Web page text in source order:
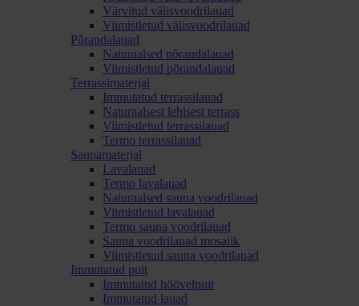
Värvitud välisvoodrilauad
Viimistletud välisvoodrilauad
Põrandalauad
Naturaalsed põrandalauad
Viimistletud põrandalauad
Terrassimaterjal
Immutatud terrassilauad
Naturaalsest lehisest terrass
Viimistletud terrassilauad
Termo terrassilauad
Saunamaterjal
Lavalauad
Termo lavalauad
Naturaalsed sauna voodrilauad
Viimistletud lavalauad
Termo sauna voodrilauad
Sauna voodrilauad mosaiik
Viimistletud sauna voodrilauad
Immutatud puit
Immutatud höövelpuit
Immutatud lauad